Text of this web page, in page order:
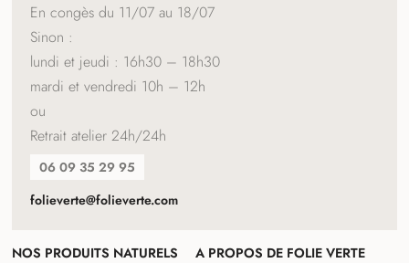
NOS PRODUITS NATURELS A PROPOS DE FOLIE VERTE
En congès du 11/07 au 18/07
Sinon :
lundi et jeudi : 16h30 – 18h30
mardi et vendredi 10h – 12h
ou
Retrait atelier 24h/24h
06 09 35 29 95
folieverte@folieverte.com